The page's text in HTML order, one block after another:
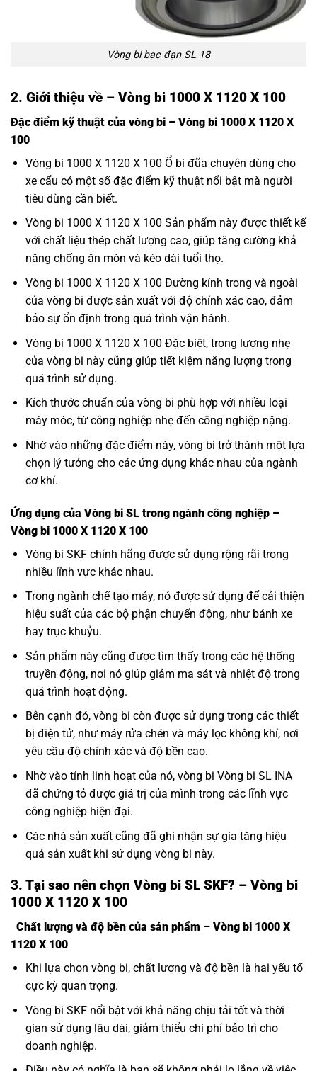
Vòng bi bạc đạn SL 18
2. Giới thiệu về – Vòng bi 1000 X 1120 X 100
Đặc điểm kỹ thuật của vòng bi – Vòng bi 1000 X 1120 X
100
Vòng bi 1000 X 1120 X 100 Ổ bi đũa chuyên dùng cho
xe cẩu có một số đặc điểm kỹ thuật nổi bật mà người
tiêu dùng cần biết.
Vòng bi 1000 X 1120 X 100 Sản phẩm này được thiết kế
với chất liệu thép chất lượng cao, giúp tăng cường khả
năng chống ăn mòn và kéo dài tuổi thọ.
Vòng bi 1000 X 1120 X 100 Đường kính trong và ngoài
của vòng bi được sản xuất với độ chính xác cao, đảm
bảo sự ổn định trong quá trình vận hành.
Vòng bi 1000 X 1120 X 100 Đặc biệt, trọng lượng nhẹ
của vòng bi này cũng giúp tiết kiệm năng lượng trong
quá trình sử dụng.
Kích thước chuẩn của vòng bi phù hợp với nhiều loại
máy móc, từ công nghiệp nhẹ đến công nghiệp nặng.
Nhờ vào những đặc điểm này, vòng bi trở thành một lựa
chọn lý tưởng cho các ứng dụng khác nhau của ngành
cơ khí.
Ứng dụng của Vòng bi SL trong ngành công nghiệp –
Vòng bi 1000 X 1120 X 100
Vòng bi SKFchính hãng được sử dụng rộng rãi trong
nhiều lĩnh vực khác nhau.
Trong ngành chế tạo máy, nó được sử dụng để cải thiện
hiệu suất của các bộ phận chuyển động, như bánh xe
hay trục khuỷu.
Sản phẩm này cũng được tìm thấy trong các hệ thống
truyền động, nơi nó giúp giảm ma sát và nhiệt độ trong
quá trình hoạt động.
Bên cạnh đó, vòng bi còn được sử dụng trong các thiết
bị điện tử, như máy rửa chén và máy lọc không khí, nơi
yêu cầu độ chính xác và độ bền cao.
Nhờ vào tính linh hoạt của nó, vòng bi Vòng bi SL INA
đã chứng tỏ được giá trị của mình trong các lĩnh vực
công nghiệp hiện đại.
Các nhà sản xuất cũng đã ghi nhận sự gia tăng hiệu
quả sản xuất khi sử dụng vòng bi này.
3. Tại sao nên chọn Vòng bi SL SKF? – Vòng bi
1000 X 1120 X 100
Chất lượng và độ bền của sản phẩm – Vòng bi 1000 X
1120 X 100
Khi lựa chọn vòng bi, chất lượng và độ bền là hai yếu tố
cực kỳ quan trọng.
Vòng bi SKF nổi bật với khả năng chịu tải tốt và thời
gian sử dụng lâu dài, giảm thiểu chi phí bảo trì cho
doanh nghiệp.